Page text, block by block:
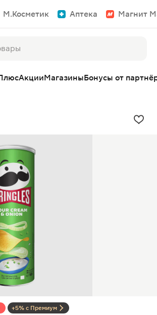
М.Косметик Аптека Магнит
АкцииМагазиныБонусы от
+5% с Премиум